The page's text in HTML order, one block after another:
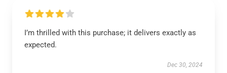
I’m thrilled with this purchase; it delivers exactly as
expected.
Dec 30, 2024